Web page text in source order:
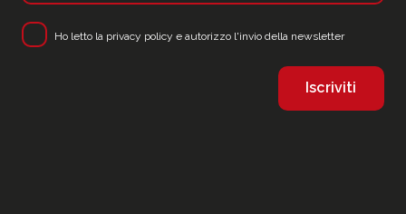
Ho letto la privacy policy e autorizzo l'invio della newsletter